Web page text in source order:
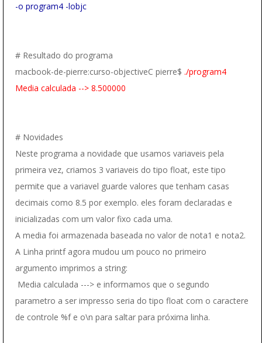
-o program4 -lobjc
# Resultado do programa
macbook-de-pierre:curso-objectiveC pierre$ ./program4
Media calculada --> 8.500000
# Novidades
Neste programa a novidade que usamos variaveis pela
primeira vez, criamos 3 variaveis do tipo float, este tipo
permite que a variavel guarde valores que tenham casas
decimais como 8.5 por exemplo. eles foram declaradas e
inicializadas com um valor fixo cada uma.
A media foi armazenada baseada no valor de nota1 e nota2.
A Linha printf agora mudou um pouco no primeiro
argumento imprimos a string:
Media calculada ---> e informamos que o segundo
parametro a ser impresso seria do tipo float com o caractere
de controle %f e o\n para saltar para próxima linha.